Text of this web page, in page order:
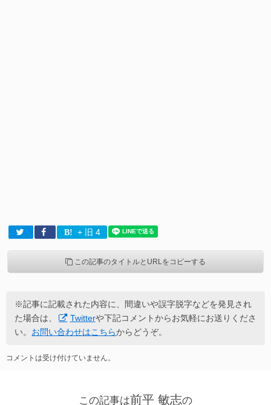
+ 旧 4
この記事のタイトルとURLをコピーする
※記事に記載された内容に、間違いや誤字脱字などを発見され
た場合は、
Twitterや下記コメントからお気軽にお送りくださ
い。 お問い合わせはこちらからどうぞ。
コメントは受け付けていません。
この記事は前平 敏志の